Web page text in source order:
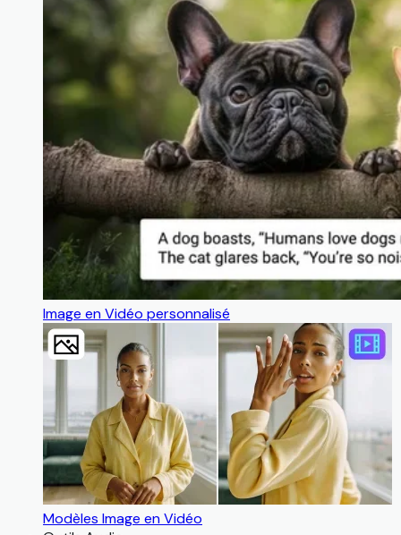
Image en Vidéo personnalisé
Modèles Image en Vidéo